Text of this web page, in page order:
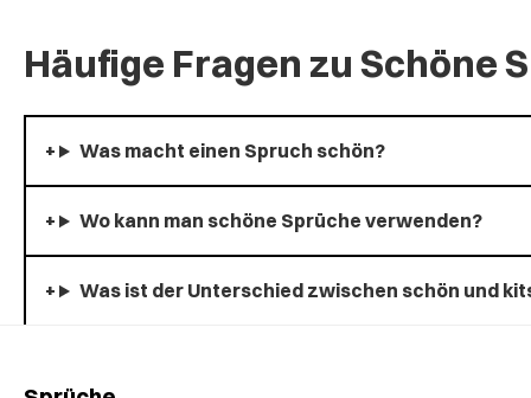
Häufige Fragen zu Schöne
Was macht einen Spruch schön?
Wo kann man schöne Sprüche verwenden?
Was ist der Unterschied zwischen schön und